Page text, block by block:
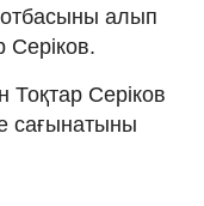
алып
Серіков.
Тоқтар Серіков
сағынатыны